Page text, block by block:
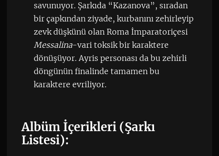
savunuyor. Şarkıda “Kazanova”, sıradan
bir çapkından ziyade, kurbanını zehirleyip
zevk düşkünü olan Roma İmparatoriçesi
Messalina-vari toksik bir karaktere
dönüşüyor. Ayris personası da bu zehirli
döngünün finalinde tamamen bu
karaktere evriliyor.
Albüm İçerikleri (Şarkı
Listesi):